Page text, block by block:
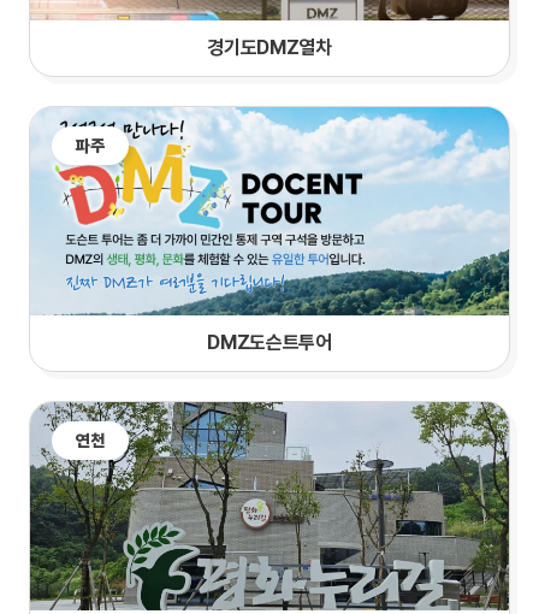
경기도DMZ열차
파주
DMZ도슨트투어
연천